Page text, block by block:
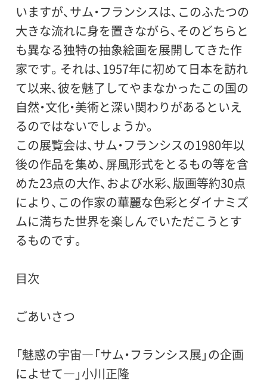
いますが、サム・フランシスは、このふたつの
大きな流れに身を置きながら、そのどちらと
も異なる独特の抽象絵画を展開してきた作
家です。それは、1957年に初めて日本を訪れ
て以来、彼を魅了してやまなかったこの国の
自然・文化・美術と深い関わりがあるといえ
るのではないでしょうか。
この展覧会は、サム・フランシスの1980年以
後の作品を集め、屏風形式をとるもの等を含
めた23点の大作、および水彩、版画等約30点
により、この作家の華麗な色彩とダイナミズ
ムに満ちた世界を楽しんでいただこうとす
るものです。
目次
ごあいさつ
「魅惑の宇宙―「サム・フランシス展」の企画
によせて―」小川正隆